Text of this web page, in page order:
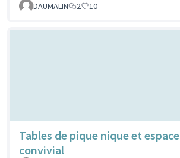
DAUMALIN 2 10
Tables de pique nique et espace
convivial